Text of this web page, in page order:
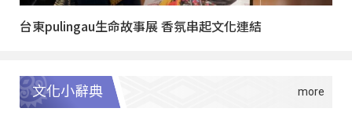
台東pulingau生命故事展 香氛串起文化連結
文化小辭典